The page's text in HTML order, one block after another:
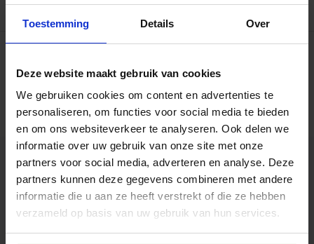
Toestemming Details Over
Deze website maakt gebruik van cookies
We gebruiken cookies om content en advertenties te
personaliseren, om functies voor social media te bieden
en om ons websiteverkeer te analyseren. Ook delen we
informatie over uw gebruik van onze site met onze
partners voor social media, adverteren en analyse. Deze
partners kunnen deze gegevens combineren met andere
informatie die u aan ze heeft verstrekt of die ze hebben
verzameld op basis van uw gebruik van hun services.
Per stuk verpakt
Op voorraad
€2,95
Totaal:
Kunnen we je helpen?